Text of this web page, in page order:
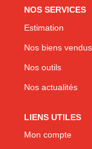
NOS SERVICES
Estimation
Nos biens vendus
Nos outils
Nos actualités
LIENS UTILES
Mon compte